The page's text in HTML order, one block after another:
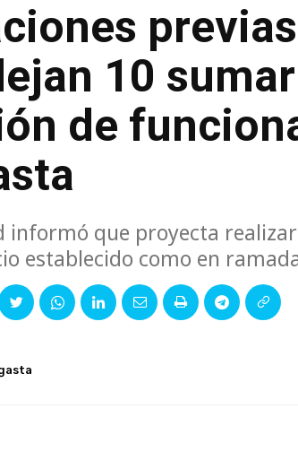
10
de
informó que proyecta
establecido como en